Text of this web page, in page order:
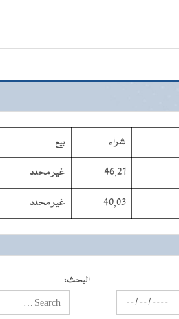
شراء بيع
46,21 غير محدد
40,03 غير محدد
البحث: